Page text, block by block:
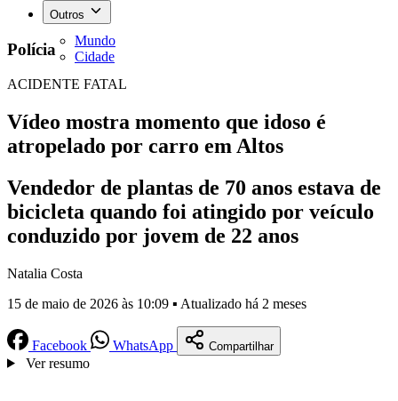
Outros
Mundo
Cidade
Polícia
ACIDENTE FATAL
Vídeo mostra momento que idoso é
atropelado por carro em Altos
Vendedor de plantas de 70 anos estava de
bicicleta quando foi atingido por veículo
conduzido por jovem de 22 anos
Natalia Costa
15 de maio de 2026 às 10:09 ▪ Atualizado há 2 meses
Facebook WhatsApp Compartilhar
Ver resumo